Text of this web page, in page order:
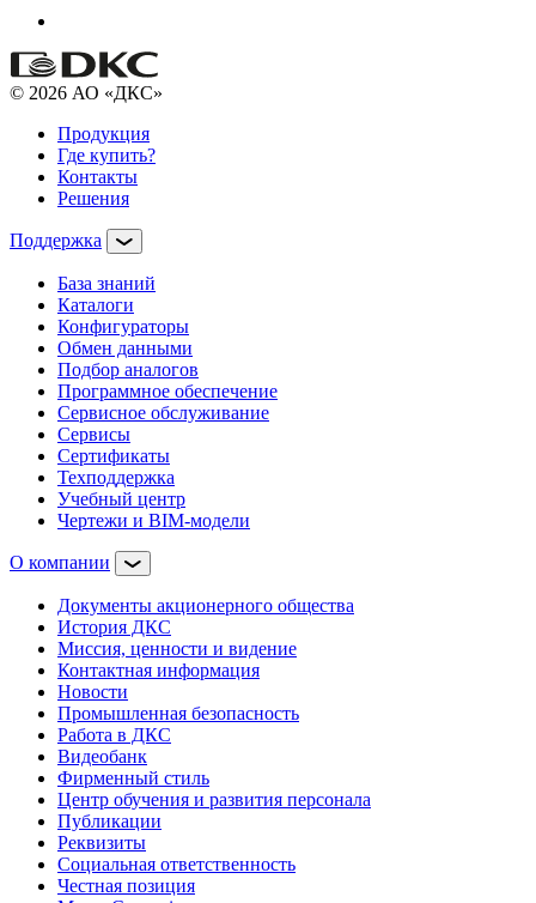
© 2026 АО «ДКС»
Продукция
Где купить?
Контакты
Решения
Поддержка
База знаний
Каталоги
Конфигураторы
Обмен данными
Подбор аналогов
Программное обеспечение
Сервисное обслуживание
Сервисы
Сертификаты
Техподдержка
Учебный центр
Чертежи и BIM-модели
О компании
Документы акционерного общества
История ДКС
Миссия, ценности и видение
Контактная информация
Новости
Промышленная безопасность
Работа в ДКС
Видеобанк
Фирменный стиль
Центр обучения и развития персонала
Публикации
Реквизиты
Социальная ответственность
Честная позиция